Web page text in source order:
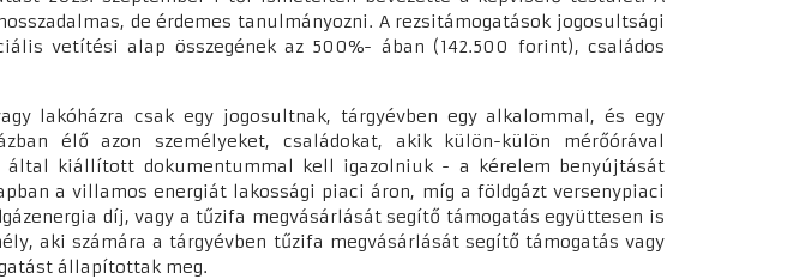
de érdemes tanulmányozni. A rezsitámogatások jogosultsági
vetítési alap összegének az 500%- ában (142.500 forint), családos
lakóházra csak egy jogosultnak, tárgyévben egy alkalommal, és egy
élő azon személyeket, családokat, akik külön-külön mérőórával
által kiállított dokumentummal kell igazolniuk - a kérelem benyújtását
a villamos energiát lakossági piaci áron, míg a földgázt versenypiaci
díj, vagy a tűzifa megvásárlását segítő támogatás együttesen is
aki számára a tárgyévben tűzifa megvásárlását segítő támogatás vagy
állapítottak meg.